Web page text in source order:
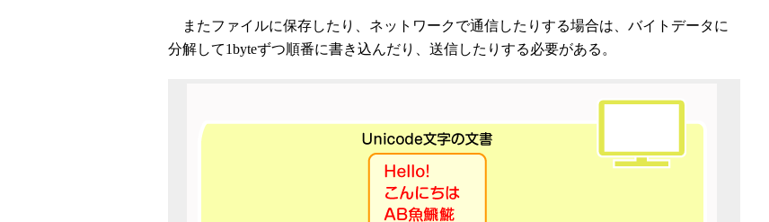
またファイルに保存したり、ネットワークで通信したりする場合は、バイトデータに
分解して1byteずつ順番に書き込んだり、送信したりする必要がある。